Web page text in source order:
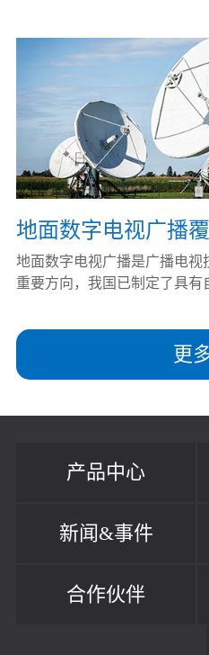
更
地面数字电视广播
地面数字电视广播是广播电视
重要方向，我国已制定了具有
产品中心
新闻&事件
合作伙伴